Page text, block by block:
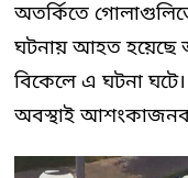
অতর্কিতে
ঘটনায় আহত
বিকেলে এ ঘটনা
অবস্থাই